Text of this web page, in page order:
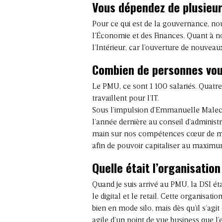
Vous dépendez de
Pour ce qui est de la gouvernance,
l’Économie et des Finances. Quant à
l’Intérieur, car l’ouverture de
Combien de personnes
Le PMU, ce sont 1 100 salariés.
travaillent pour l’IT.
Sous l’impulsion d’Emmanuelle
l’année dernière au conseil
main sur nos compétences cœur de
afin de pouvoir capitaliser au
Quelle était
Quand je suis arrivé au PMU, la DSI
le digital et le retail. Cette
bien en mode silo, mais dès qu’il